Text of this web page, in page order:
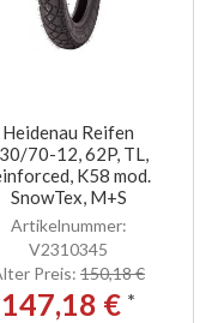
Heidenau Reifen
70-12, 62P, TL,
K58 mod.
SnowTex, M+S
Artikelnummer:
V2310345
Preis: 150,18 €
147,18 € *